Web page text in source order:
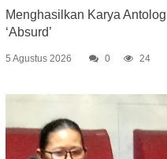
Menghasilkan Karya
‘Absurd’
5 Agustus 2026 0 24